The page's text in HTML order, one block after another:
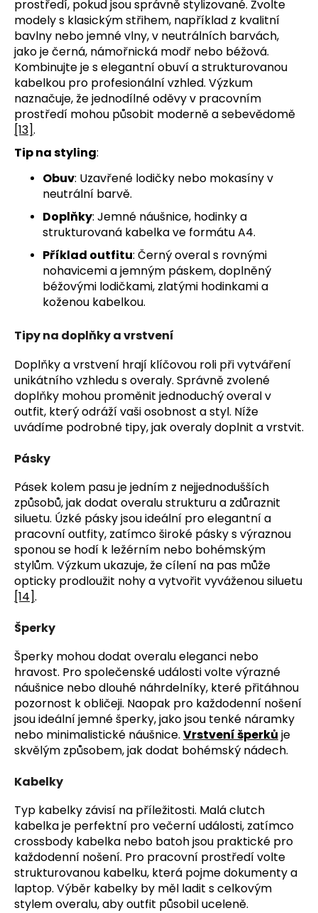
prostředí, pokud jsou správně stylizované. Zvolte
modely s klasickým střihem, například z kvalitní
bavlny nebo jemné vlny, v neutrálních barvách,
jako je černá, námořnická modř nebo béžová.
Kombinujte je s elegantní obuví a strukturovanou
kabelkou pro profesionální vzhled. Výzkum
naznačuje, že jednodílné oděvy v pracovním
prostředí mohou působit moderně a sebevědomě
[13].
Tip na styling:
Obuv: Uzavřené lodičky nebo mokasíny v
neutrální barvě.
Doplňky: Jemné náušnice, hodinky a
strukturovaná kabelka ve formátu A4.
Příklad outfitu: Černý overal s rovnými
nohavicemi a jemným páskem, doplněný
béžovými lodičkami, zlatými hodinkami a
koženou kabelkou.
Tipy na doplňky a vrstvení
Doplňky a vrstvení hrají klíčovou roli při vytváření
unikátního vzhledu s overaly. Správně zvolené
doplňky mohou proměnit jednoduchý overal v
outfit, který odráží vaši osobnost a styl. Níže
uvádíme podrobné tipy, jak overaly doplnit a vrstvit.
Pásky
Pásek kolem pasu je jedním z nejjednodušších
způsobů, jak dodat overalu strukturu a zdůraznit
siluetu. Úzké pásky jsou ideální pro elegantní a
pracovní outfity, zatímco široké pásky s výraznou
sponou se hodí k ležérním nebo bohémským
stylům. Výzkum ukazuje, že cílení na pas může
opticky prodloužit nohy a vytvořit vyváženou siluetu
[14].
Šperky
Šperky mohou dodat overalu eleganci nebo
hravost. Pro společenské události volte výrazné
náušnice nebo dlouhé náhrdelníky, které přitáhnou
pozornost k obličeji. Naopak pro každodenní nošení
jsou ideální jemné šperky, jako jsou tenké náramky
nebo minimalistické náušnice. Vrstvení šperků je
skvělým způsobem, jak dodat bohémský nádech.
Kabelky
Typ kabelky závisí na příležitosti. Malá clutch
kabelka je perfektní pro večerní události, zatímco
crossbody kabelka nebo batoh jsou praktické pro
každodenní nošení. Pro pracovní prostředí volte
strukturovanou kabelku, která pojme dokumenty a
laptop. Výběr kabelky by měl ladit s celkovým
stylem overalu, aby outfit působil uceleně.